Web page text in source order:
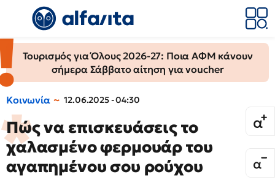
Τουρισμός για Όλους 2026-27: Ποια ΑΦΜ κάνουν
σήμερα Σάββατο αίτηση για voucher
Κοινωνία 12.06.2025 - 04:30
Πώς να επισκευάσεις το
χαλασμένο φερμουάρ του
αγαπημένου σου ρούχου